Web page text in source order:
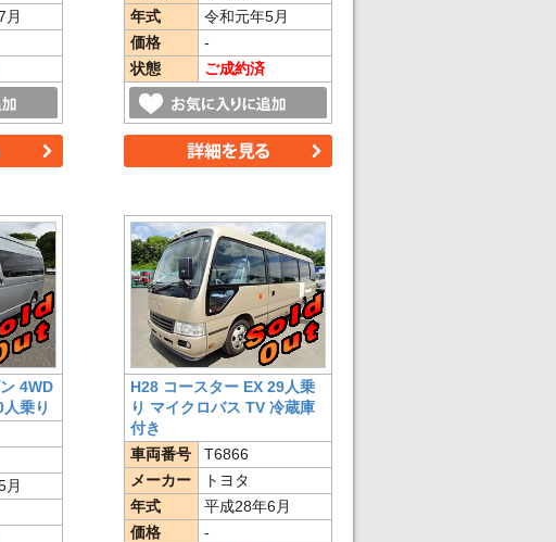
月
年式
令和元年5月
価格
-
状態
ご成約済
4WD
乗り
月
H28 コースター EX 29人乗
り マイクロバス TV 冷蔵庫
付き
車両番号
T6866
メーカー
トヨタ
年式
平成28年6月
価格
-